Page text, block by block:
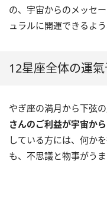
の、宇宙からのメッセ
ュラルに開運できるよ
12星座全体の運
やぎ座の満月から下弦
さんのご利益が宇宙から
している方には、何か
も、不思議と物事がう